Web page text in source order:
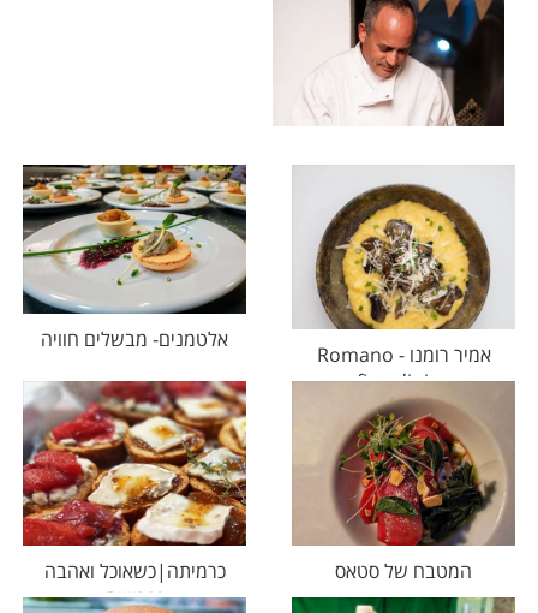
אמיר רומנו - Romano
fine dining
אלטמנים- מבשלים חוויה
המטבח של סטאס
כרמיתה|כשאוכל ואהבה
נפגשים